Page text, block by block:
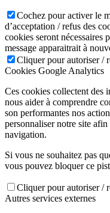
Cochez pour activer le
d’acceptation / refus des
cookies seront nécessaires
message apparaitrait à
Cliquer pour autoriser /
Cookies Google Analytics
Ces cookies collectent des
nous aider à comprendre
son performantes nos
personnaliser notre site
navigation.
Si vous ne souhaitez pas
vous pouvez bloquer ce
Cliquer pour autoriser /
Autres services externes